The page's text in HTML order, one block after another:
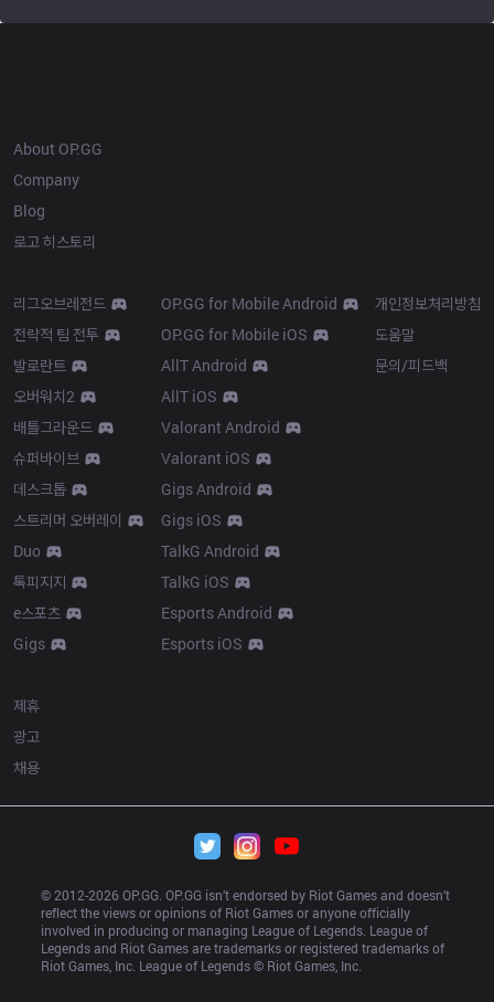
About OP.GG
Company
Blog
로고 히스토리
리그오브레전드
전략적 팀 전투
발로란트
오버워치2
배틀그라운드
슈퍼바이브
데스크톱
스트리머 오버레이
Duo
톡피지지
e스포츠
Gigs
OP.GG for Mobile Android
OP.GG for Mobile iOS
AllT Android
AllT iOS
Valorant Android
Valorant iOS
Gigs Android
Gigs iOS
TalkG Android
TalkG iOS
Esports Android
Esports iOS
개인정보처리방침
도움말
문의/피드백
제휴
광고
채용
© 2012-2026 OP.GG. OP.GG isn’t endorsed by Riot Games and doesn’t
reflect the views or opinions of Riot Games or anyone officially
involved in producing or managing League of Legends. League of
Legends and Riot Games are trademarks or registered trademarks of
Riot Games, Inc. League of Legends © Riot Games, Inc.